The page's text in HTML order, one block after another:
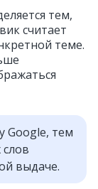
тем,
считает
теме.
Google, тем
выдаче.